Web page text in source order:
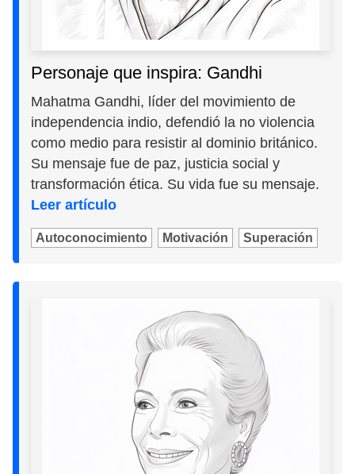
Personaje que inspira: Gandhi
Mahatma Gandhi, líder del movimiento de
independencia indio, defendió la no violencia
como medio para resistir al dominio británico.
Su mensaje fue de paz, justicia social y
transformación ética. Su vida fue su mensaje.
Leer artículo
Autoconocimiento Motivación Superación